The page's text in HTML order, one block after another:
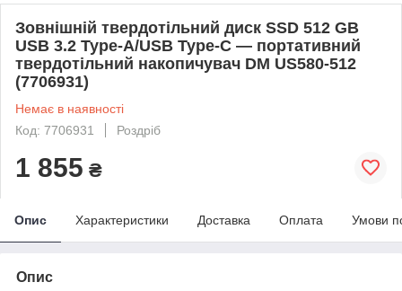
Зовнішній твердотільний диск SSD 512 GB
USB 3.2 Type-A/USB Type-C — портативний
твердотільний накопичувач DM US580-512
(7706931)
Немає в наявності
Код: 7706931
Роздріб
1 855 ₴
Опис Характеристики Доставка Оплата Умови
Опис